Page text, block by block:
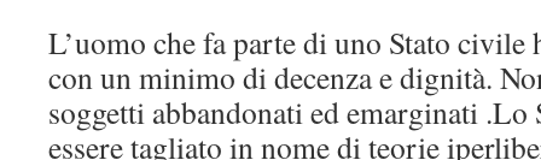
L’uomo che fa parte di uno Stato
con un minimo di decenza e dignità.
soggetti abbandonati ed emarginati .Lo
essere tagliato in nome di teorie